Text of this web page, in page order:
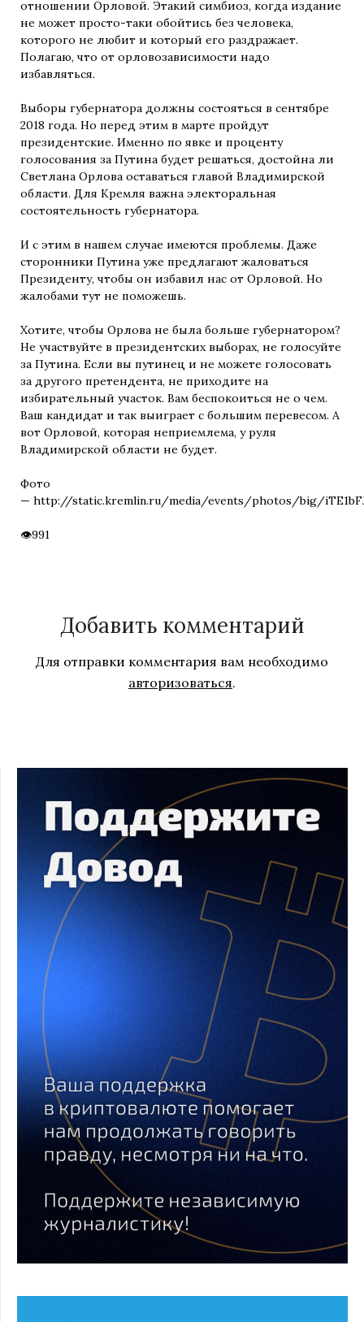
отношении Орловой. Этакий симбиоз, когда издание
не может просто-таки обойтись без человека,
которого не любит и который его раздражает.
Полагаю, что от орловозависимости надо
избавляться.
Выборы губернатора должны состояться в сентябре
2018 года. Но перед этим в марте пройдут
президентские. Именно по явке и проценту
голосования за Путина будет решаться, достойна ли
Светлана Орлова оставаться главой Владимирской
области. Для Кремля важна электоральная
состоятельность губернатора.
И с этим в нашем случае имеются проблемы. Даже
сторонники Путина уже предлагают жаловаться
Президенту, чтобы он избавил нас от Орловой. Но
жалобами тут не поможешь.
Хотите, чтобы Орлова не была больше губернатором?
Не участвуйте в президентских выборах, не голосуйте
за Путина. Если вы путинец и не можете голосовать
за другого претендента, не приходите на
избирательный участок. Вам беспокоиться не о чем.
Ваш кандидат и так выиграет с большим перевесом. А
вот Орловой, которая неприемлема, у руля
Владимирской области не будет.
Фото
— http://static.kremlin.ru/media/events/photos/big/
991
Добавить комментарий
Для отправки комментария вам необходимо
авторизоваться.